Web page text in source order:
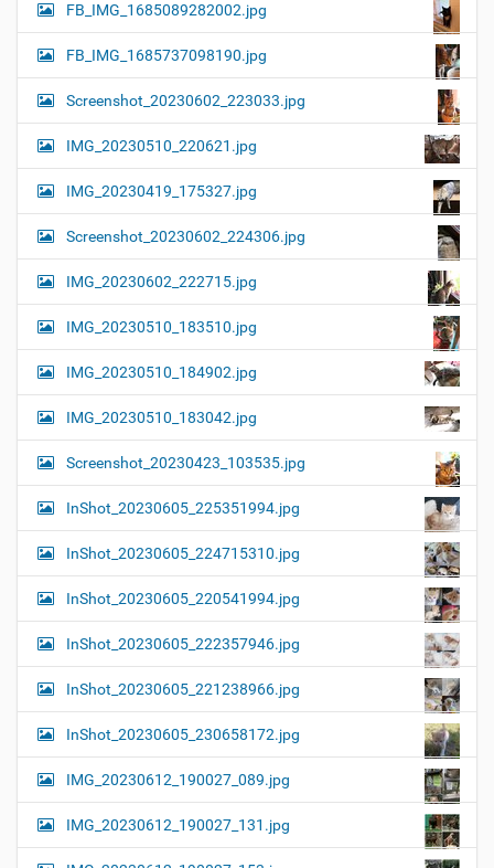
FB_IMG_1685089282002.jpg
FB_IMG_1685737098190.jpg
Screenshot_20230602_223033.jpg
IMG_20230510_220621.jpg
IMG_20230419_175327.jpg
Screenshot_20230602_224306.jpg
IMG_20230602_222715.jpg
IMG_20230510_183510.jpg
IMG_20230510_184902.jpg
IMG_20230510_183042.jpg
Screenshot_20230423_103535.jpg
InShot_20230605_225351994.jpg
InShot_20230605_224715310.jpg
InShot_20230605_220541994.jpg
InShot_20230605_222357946.jpg
InShot_20230605_221238966.jpg
InShot_20230605_230658172.jpg
IMG_20230612_190027_089.jpg
IMG_20230612_190027_131.jpg